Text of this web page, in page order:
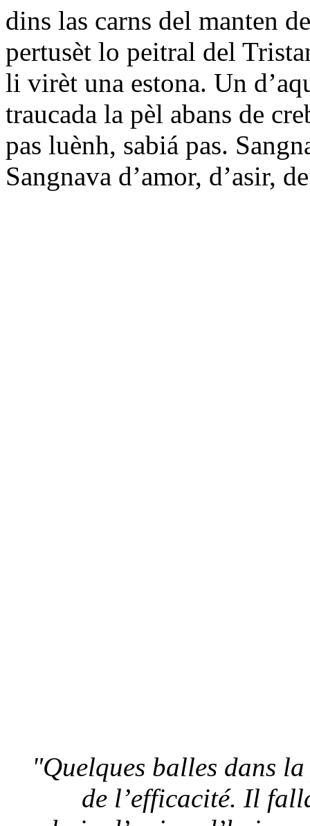
dins las carns del manten
pertusèt lo peitral del
li virèt una estona. Un
traucada la pèl abans de
pas luènh, sabiá pas.
Sangnava d’amor, d’asir,
"Quelques balles dans
de l’efficacité. Il